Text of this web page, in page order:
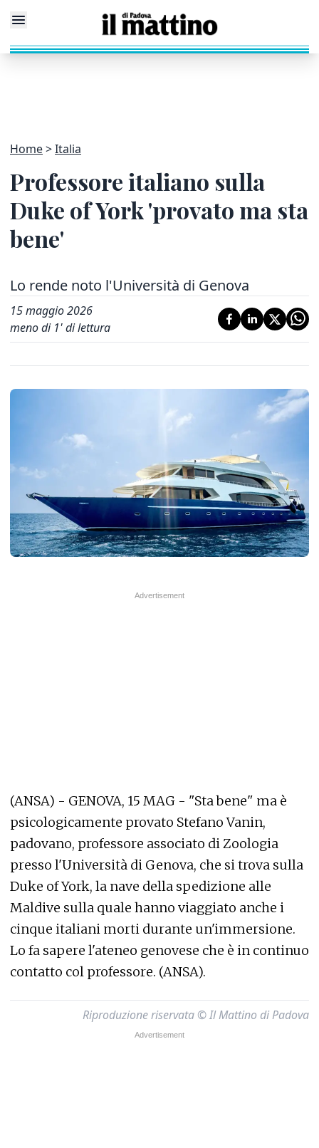
Home Italia
Professore italiano sulla
Duke of York 'provato ma sta
bene'
Lo rende noto l'Università di Genova
15 maggio 2026
meno di 1' di lettura
(ANSA) - GENOVA, 15 MAG - "Sta bene" ma è
psicologicamente provato Stefano Vanin,
padovano, professore associato di Zoologia
presso l'Università di Genova, che si trova sulla
Duke of York, la nave della spedizione alle
Maldive sulla quale hanno viaggiato anche i
cinque italiani morti durante un'immersione.
Lo fa sapere l'ateneo genovese che è in continuo
contatto col professore. (ANSA).
Riproduzione riservata © Il Mattino di Padova